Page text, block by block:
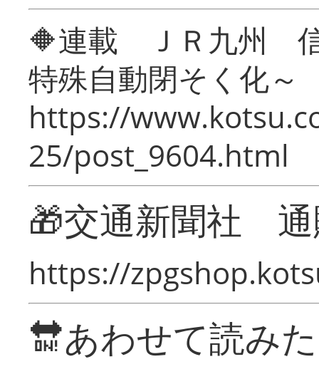
🔶連載 ＪＲ九州 信
特殊自動閉そく化～
https://
25/post_9604.html
🎁交通新聞社
https://
🔛あわせて読み